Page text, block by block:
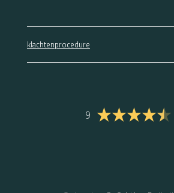
klachtenprocedure
9